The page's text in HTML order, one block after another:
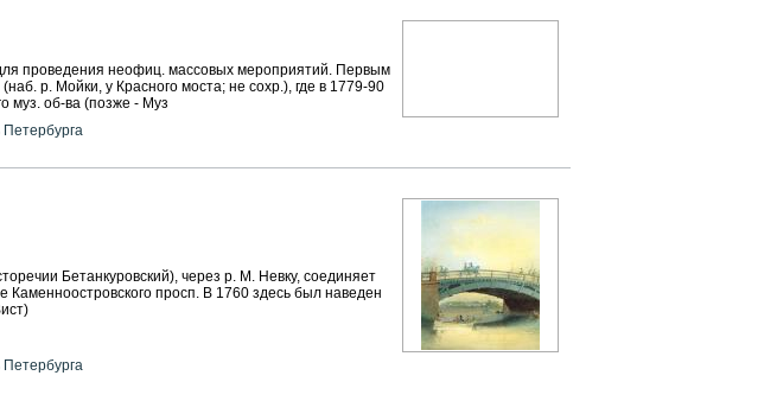
неофиц. массовых мероприятий. Первым
р. Мойки, у Красного моста; не сохр.), где в 1779-90
муз. об-ва (позже - Муз
Петербурга
Бетанкуровский), через р. М. Невку, соединяет
Каменноостровского просп. В 1760 здесь был наведен
Петербурга